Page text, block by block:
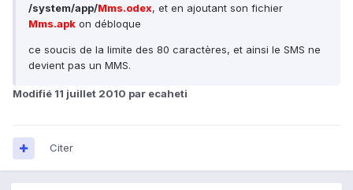
/system/app/Mms.odex, et en ajoutant son fichier
Mms.apk on débloque
ce soucis de la limite des 80 caractères, et ainsi le SMS ne
devient pas un MMS.
Modifié 11 juillet 2010 par ecaheti
Citer